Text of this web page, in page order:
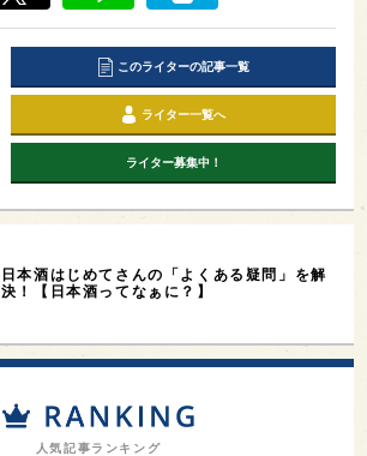
このライターの記事一覧
ライター一覧へ
ライター募集中！
日本酒はじめてさんの「よくある疑問」を解
決！【日本酒ってなぁに？】
人気記事ランキング